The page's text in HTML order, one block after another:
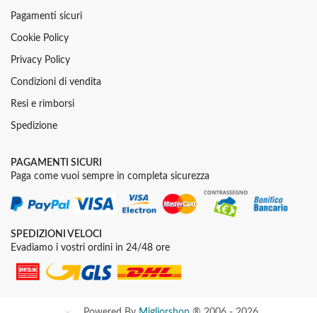
Pagamenti sicuri
Cookie Policy
Privacy Policy
Condizioni di vendita
Resi e rimborsi
Spedizione
PAGAMENTI SICURI
Paga come vuoi sempre in completa sicurezza
SPEDIZIONI VELOCI
Evadiamo i vostri ordini in 24/48 ore